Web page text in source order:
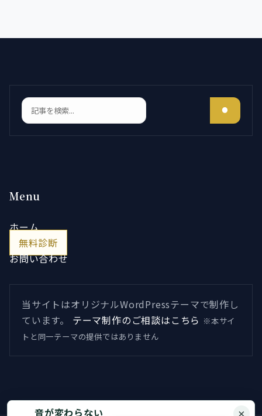
検索
Menu
ホーム
無料診断
お問い合わせ
当サイトはオリジナルWordPressテーマで制作し
ています。
テーマ制作のご相談はこちら ※本サイ
トと同一テーマの提供ではありません
音が変わらない